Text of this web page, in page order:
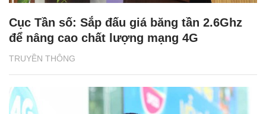
TRUYỀN THÔNG
Cục Tần số: Sắp đấu giá băng tần 2.6Ghz
để nâng cao chất lượng mạng 4G